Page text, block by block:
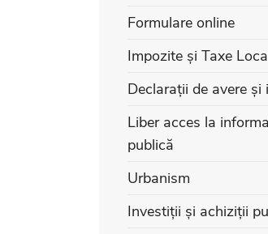
Formulare online
Impozite și Taxe
Declarații de avere și
Liber acces la
publică
Urbanism
Investiții și achiziții